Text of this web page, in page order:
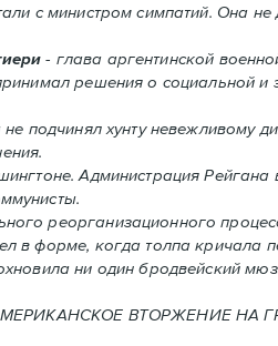
с министром симпатий. Oнa
- глава аргентинской
решения о социальной
подчинял хунту невежливому
Администрация
реорганизационного
в форме, когда толпа кричала
ни один бродвейский
ВТОРЖЕНИЕ HA